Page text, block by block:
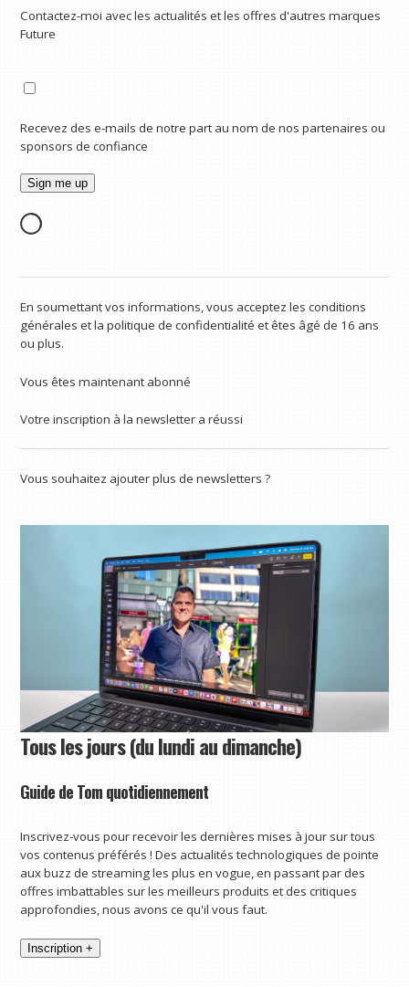
Contactez-moi avec les actualités et les offres d'autres marques
Future
Recevez des e-mails de notre part au nom de nos partenaires ou
sponsors de confiance
En soumettant vos informations, vous acceptez les conditions
générales et la politique de confidentialité et êtes âgé de 16 ans
ou plus.
Vous êtes maintenant abonné
Votre inscription à la newsletter a réussi
Vous souhaitez ajouter plus de newsletters ?
Tous les jours (du lundi au dimanche)
Guide de Tom quotidiennement
Inscrivez-vous pour recevoir les dernières mises à jour sur tous
vos contenus préférés ! Des actualités technologiques de pointe
aux buzz de streaming les plus en vogue, en passant par des
offres imbattables sur les meilleurs produits et des critiques
approfondies, nous avons ce qu'il vous faut.
Inscription +